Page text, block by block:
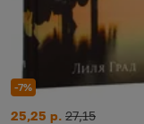
-7%
Год одиноких. Как
Цена:
25,25 р.
Старая цена:
27,15